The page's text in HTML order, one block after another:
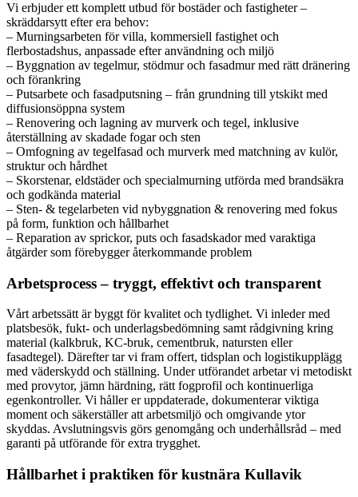
Vi erbjuder ett komplett utbud för bostäder och fastigheter –
skräddarsytt efter era behov:
– Murningsarbeten för villa, kommersiell fastighet och
flerbostadshus, anpassade efter användning och miljö
– Byggnation av tegelmur, stödmur och fasadmur med rätt dränering
och förankring
– Putsarbete och fasadputsning – från grundning till ytskikt med
diffusionsöppna system
– Renovering och lagning av murverk och tegel, inklusive
återställning av skadade fogar och sten
– Omfogning av tegelfasad och murverk med matchning av kulör,
struktur och hårdhet
– Skorstenar, eldstäder och specialmurning utförda med brandsäkra
och godkända material
– Sten- & tegelarbeten vid nybyggnation & renovering med fokus
på form, funktion och hållbarhet
– Reparation av sprickor, puts och fasadskador med varaktiga
åtgärder som förebygger återkommande problem
Arbetsprocess – tryggt, effektivt och transparent
Vårt arbetssätt är byggt för kvalitet och tydlighet. Vi inleder med
platsbesök, fukt- och underlagsbedömning samt rådgivning kring
material (kalkbruk, KC-bruk, cementbruk, natursten eller
fasadtegel). Därefter tar vi fram offert, tidsplan och logistikupplägg
med väderskydd och ställning. Under utförandet arbetar vi metodiskt
med provytor, jämn härdning, rätt fogprofil och kontinuerliga
egenkontroller. Vi håller er uppdaterade, dokumenterar viktiga
moment och säkerställer att arbetsmiljö och omgivande ytor
skyddas. Avslutningsvis görs genomgång och underhållsråd – med
garanti på utförande för extra trygghet.
Hållbarhet i praktiken för kustnära Kullavik